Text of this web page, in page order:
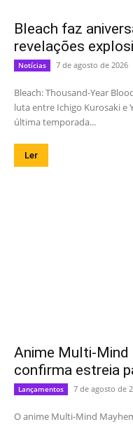
Bleach faz
revelações
Notícias 7 de agosto de 2026
Bleach: Thousand-Year
luta entre Ichigo Kurosaki e
última temporada...
Ler
Anime Multi-Mind
confirma estreia
Lançamentos 7 de agosto de
O anime Multi-Mind